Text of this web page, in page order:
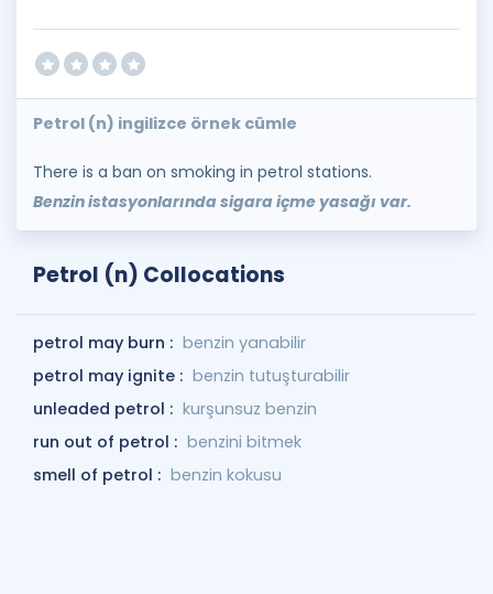
İngilizce Gramer
Petrol (n) ingilizce örnek cümle
There is a ban on smoking in petrol stations.
Benzin istasyonlarında sigara içme yasağı var.
Petrol (n) Collocations
petrol may burn : benzin yanabilir
petrol may ignite : benzin tutuşturabilir
unleaded petrol : kurşunsuz benzin
run out of petrol : benzini bitmek
smell of petrol : benzin kokusu